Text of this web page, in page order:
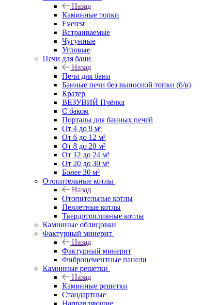
Назад
Каминные топки
Everest
Встраиваемые
Чугунные
Угловые
Печи для бани
Назад
Печи для бани
Банные печи без выносной топки (б/в)
Кратер
ВЕЗУВИЙ Пчёлка
С баком
Порталы для банных печей
От 4 до 9 м³
От 6 до 12 м³
От 8 до 20 м³
От 12 до 24 м³
От 20 до 30 м³
Более 30 м³
Отопительные котлы
Назад
Отопительные котлы
Пеллетные котлы
Твердотопливные котлы
Каминные облицовки
Фактурный минерит
Назад
Фактурный минерит
Фиброцементные панели
Каминные решетки
Назад
Каминные решетки
Стандартные
Направляющие